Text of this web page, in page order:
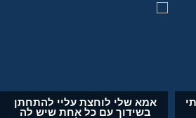
אמא שלי פוגעת בי כי לא הבאתי
עדיין ילדים לעולם. איך